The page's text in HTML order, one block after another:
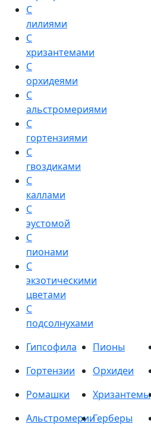
С
лилиями
С
хризантемами
С
орхидеями
С
альстромериями
С
гортензиями
С
гвоздиками
С
каллами
С
эустомой
С
пионами
С
экзотическими
цветами
С
подсолнухами
Гипсофила
Пионы
Гортензии
Орхидеи
Ромашки
Хризантемы
АльстромерииГерберы